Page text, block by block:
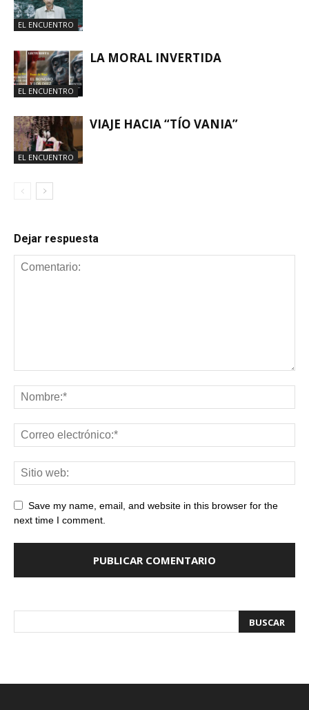
EL ENCUENTRO
EL ENCUENTRO
LA MORAL INVERTIDA
EL ENCUENTRO
VIAJE HACIA “TÍO VANIA”
Dejar respuesta
Save my name, email, and website in this browser for the
next time I comment.